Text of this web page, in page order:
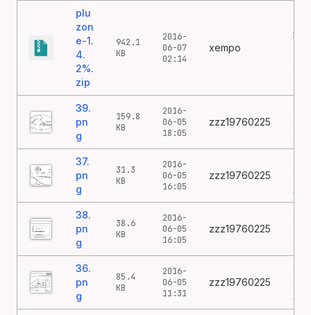
plu
zon
e-1.
4.
2%.
zip
942.1
KB
2016-
06-07
02:14
xempo
纪
念
39.
pn
g
159.8
KB
2016-
06-05
18:05
zzz19760225
39
涂
鸦
37.
pn
g
31.3
KB
2016-
06-05
16:05
zzz19760225
37
涂
鸦
38.
pn
g
38.6
KB
2016-
06-05
16:05
zzz19760225
38
涂
鸦
36.
pn
g
85.4
KB
2016-
06-05
11:31
zzz19760225
36
涂
鸦